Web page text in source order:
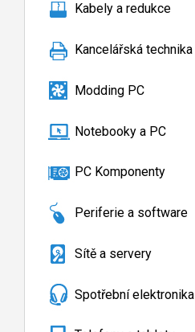
Kabely a redukce
Kancelářská technika
Modding PC
Notebooky a PC
PC Komponenty
Periferie a software
Sítě a servery
Spotřební elektronika